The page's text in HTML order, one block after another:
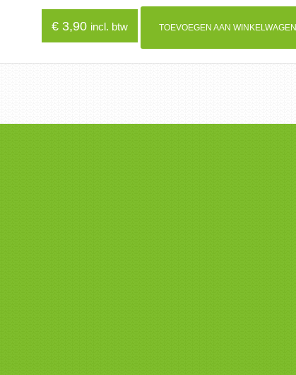
€3,90 incl. btw TOEVOEGEN AAN WINKELWAGEN